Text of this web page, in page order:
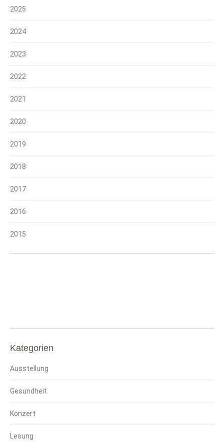
2025
2024
2023
2022
2021
2020
2019
2018
2017
2016
2015
Kategorien
Ausstellung
Gesundheit
Konzert
Lesung